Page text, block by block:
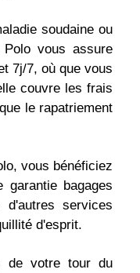
soudaine ou
vous assure
7j/7, où que vous
couvre les frais
le rapatriement
vous bénéficiez
garantie bagages
services
d'esprit.
de votre tour du